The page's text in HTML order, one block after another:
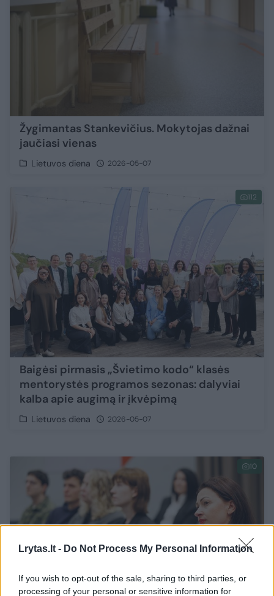
Lrytas.lt - Do Not Process My Personal Information
If you wish to opt-out of the sale, sharing to third parties, or
processing of your personal or sensitive information for
Žygimantas Stankevičius. Mokytojas dažnai
jaučiasi vienas
Lietuvos diena 2026-05-07
112
Baigėsi pirmasis „Švietimo kodo“ klasės
mentorystės programos sezonas: dalyviai
kalba apie augimą ir įkvėpimą
Lietuvos diena 2026-05-07
10